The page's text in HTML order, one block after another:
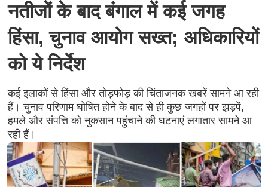
नतीजों के बाद बंगाल में कई जगह
हिंसा, चुनाव आयोग सख्त; अधिकारियों
को ये निर्देश
कई इलाकों से हिंसा और तोड़फोड़ की चिंताजनक खबरें सामने आ रही
हैं। चुनाव परिणाम घोषित होने के बाद से ही कुछ जगहों पर झड़पें,
हमले और संपत्ति को नुकसान पहुंचाने की घटनाएं लगातार सामने आ
रही हैं।